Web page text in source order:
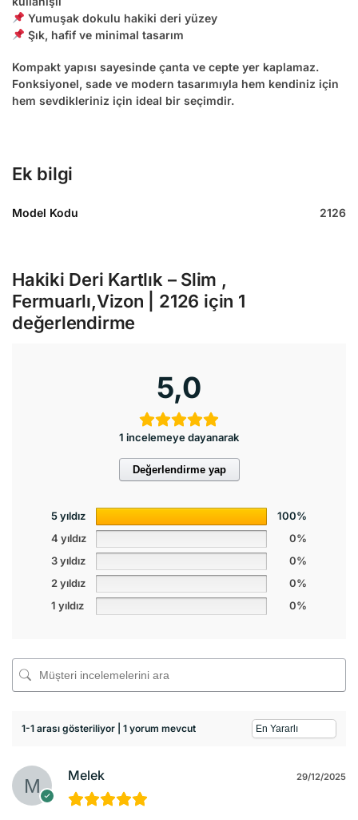
Yumuşak dokulu hakiki deri yüzey
Şık, hafif ve minimal tasarım
Kompakt yapısı sayesinde çanta ve cepte yer kaplamaz.
Fonksiyonel, sade ve modern tasarımıyla hem kendiniz için
hem sevdikleriniz için ideal bir seçimdir.
Ek bilgi
Model Kodu 2126
Hakiki Deri Kartlık – Slim ,
Fermuarlı,Vizon | 2126 için 1
değerlendirme
5,0
1 incelemeye dayanarak
Değerlendirme yap
5 yıldız
100%
4 yıldız
0%
3 yıldız
0%
2 yıldız
0%
1 yıldız
0%
1-1 arası gösteriliyor | 1 yorum mevcut
Melek 29/12/2025